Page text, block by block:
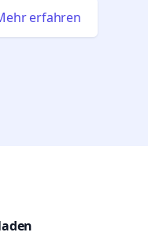
erfahren